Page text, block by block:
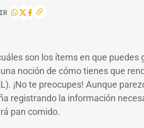
son los ítems en que
noción de cómo tienes que
¡No te preocupes! Aunque
registrando la información
pan comido.